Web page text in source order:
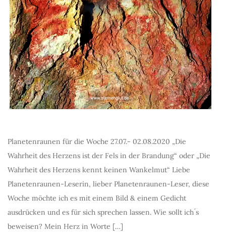
Planetenraunen für die Woche 27.07.- 02.08.2020 „Die
Wahrheit des Herzens ist der Fels in der Brandung“ oder „Die
Wahrheit des Herzens kennt keinen Wankelmut“ Liebe
Planetenraunen-Leserin, lieber Planetenraunen-Leser, diese
Woche möchte ich es mit einem Bild & einem Gedicht
ausdrücken und es für sich sprechen lassen. Wie sollt ich ́s
beweisen? Mein Herz in Worte […]